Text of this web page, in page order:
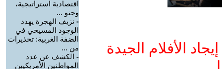
الأفلام الجيدة
اقتصادية استراتيجية،
وجنو ...
- نزيف الهجرة يهدد
الوجود المسيحي في
الضفة الغربية: تحذيرات
من ...
- الكشف عن عدد
المواطنين الأمريكيين